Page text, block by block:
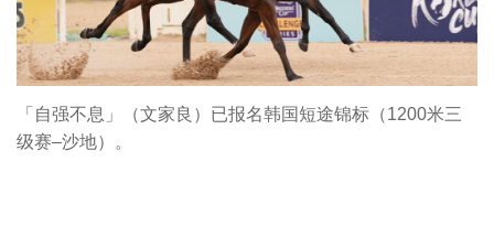
「自强不息」（文家良）已报名韩国短途锦标（1200米三
级赛–沙地）。